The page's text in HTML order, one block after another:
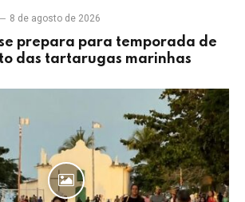
8 de agosto de 2026
prepara para temporada de
das tartarugas marinhas